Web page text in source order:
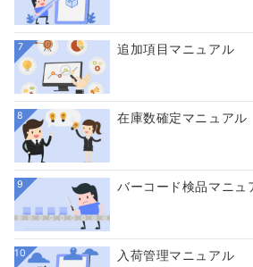
7 追加項目マニュアル
8 在庫数確定マニュアル
9 バーコード検品マニュ
10 入荷管理マニュアル